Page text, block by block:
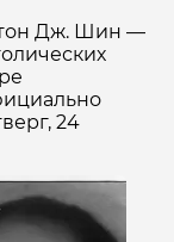
Дж. Шин —
24